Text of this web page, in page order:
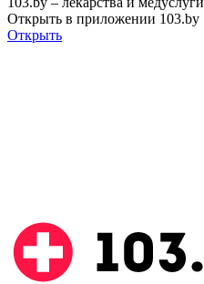
Открыть в приложении 103.by
Открыть